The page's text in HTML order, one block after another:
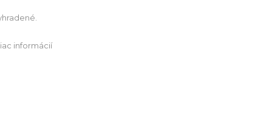
informácií